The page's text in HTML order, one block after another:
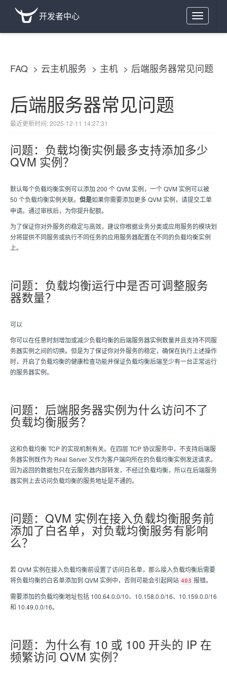
Toggle
navigation
开发者中心
FAQ 云主机服务 主机 后端服务器常见问题
后端服务器常见问题
最近更新时间: 2025-12-11 14:27:31
问题：负载均衡实例最多支持添加多少
QVM 实例？
默认每个负载均衡实例可以添加 200 个 QVM 实例，一个 QVM 实例可以被
50 个负载均衡实例关联。 但是如果你需要添加更多 QVM 实例，请提交工单
申请。通过审核后，为你提升配额。
为了保证你对外服务的稳定与高效，建议你根据业务分类或应用服务的模块划
分将提供不同服务或执行不同任务的应用服务器配置在不同的负载均衡实例
上。
问题：负载均衡运行中是否可调整服务
器数量？
可以
你可以在任意时刻增加或减少负载均衡的后端服务器实例数量并且支持不同服
务器实例之间的切换。但是为了保证你对外服务的稳定，确保在执行上述操作
时，开启了负载均衡的健康检查功能并保证负载均衡后端至少有一台正常运行
的服务器实例。
问题：后端服务器实例为什么访问不了
负载均衡服务？
这和负载均衡 TCP 的实现机制有关。在四层 TCP 协议服务中，不支持后端服
务器实例既作为 Real Server 又作为客户端向所在的负载均衡实例发送请求。
因为返回的数据包只在云服务器内部转发，不经过负载均衡，所以在后端服务
器实例上去访问负载均衡的服务地址是不通的。
问题：QVM 实例在接入负载均衡服务前
添加了白名单，对负载均衡服务有影响
么？
若 QVM 实例在接入负载均衡前设置了访问白名单，那么接入负载均衡后需要
将负载均衡的白名单添加到 QVM 实例中，否则可能会引起网站 403 报错。
需要添加的负载均衡地址包括 100.64.0.0/10、10.158.0.0/16、10.159.0.0/16
和 10.49.0.0/16。
问题：为什么有 10 或 100 开头的 IP 在
频繁访问 QVM 实例？